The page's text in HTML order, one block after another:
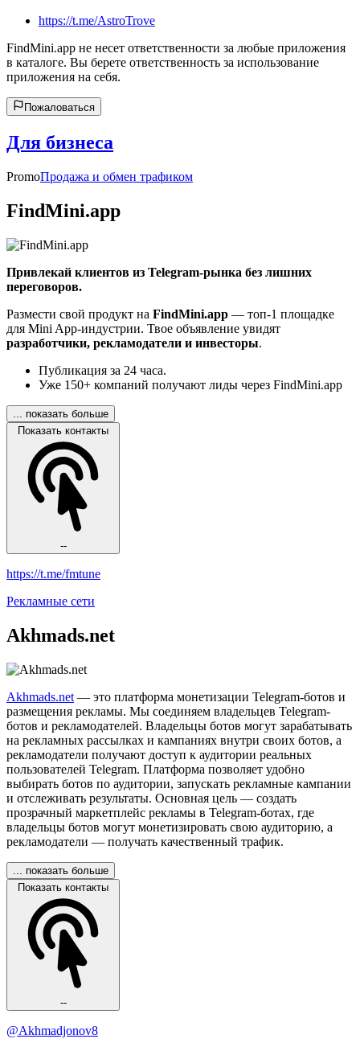
https://t.me/AstroTrove
FindMini.app не несет ответственности за любые приложения
в каталоге. Вы берете ответственность за использование
приложения на себя.
Пожаловаться
Для бизнеса
PromoПродажа и обмен трафиком
FindMini.app
Привлекай клиентов из Telegram-рынка без лишних
переговоров.
Размести свой продукт на FindMini.app — топ-1 площадке
для Mini App-индустрии. Твое объявление увидят
разработчики, рекламодатели и инвесторы.
Публикация за 24 часа.
Уже 150+ компаний получают лиды через FindMini.app
... показать больше
Показать контакты
--
https://t.me/fmtune
Рекламные сети
Akhmads.net
Akhmads.net — это платформа монетизации Telegram-ботов и
размещения рекламы. Мы соединяем владельцев Telegram-
ботов и рекламодателей. Владельцы ботов могут зарабатывать
на рекламных рассылках и кампаниях внутри своих ботов, а
рекламодатели получают доступ к аудитории реальных
пользователей Telegram. Платформа позволяет удобно
выбирать ботов по аудитории, запускать рекламные кампании
и отслеживать результаты. Основная цель — создать
прозрачный маркетплейс рекламы в Telegram-ботах, где
владельцы ботов могут монетизировать свою аудиторию, а
рекламодатели — получать качественный трафик.
... показать больше
Показать контакты
--
@Akhmadjonov8